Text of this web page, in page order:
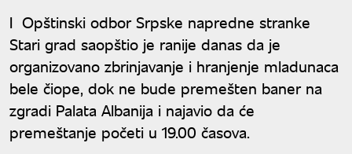
I Opštinski odbor Srpske napredne stranke
Stari grad saopštio je ranije danas da je
organizovano zbrinjavanje i hranjenje mladunaca
bele čiope, dok ne bude premešten baner na
zgradi Palata Albanija i najavio da će
premeštanje početi u 19.00 časova.